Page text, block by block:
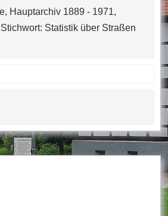
Hauptarchiv 1889 - 1971,
Statistik über Straßen